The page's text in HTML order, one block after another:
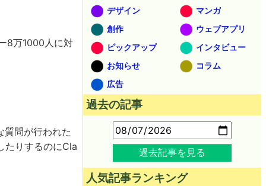
8万1000人に対
質問が行われた
たりするのにCla
デザイン
マンガ
創作
ウェブアプリ
ピックアップ
インタビュー
お知らせ
コラム
広告
過去の記事
過去記事を見る
人気記事ランキング